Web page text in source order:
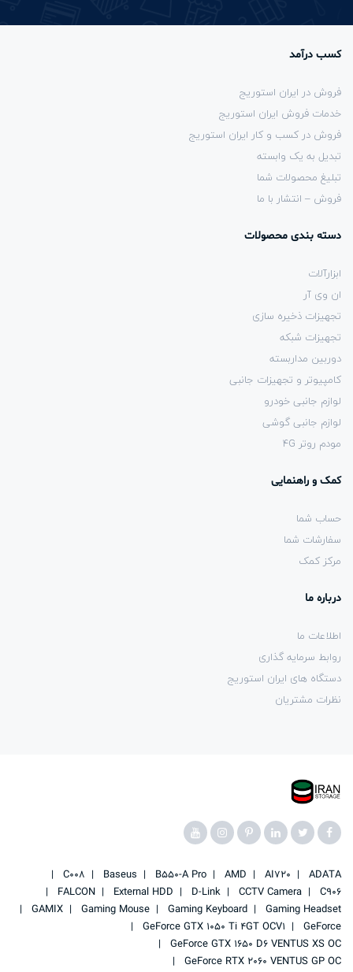
کسب درآمد
فروش در ایران استوریج
خدمات فروش ایران استوریج
فروش در کسب و کار ایران استوریج
تبدیل به یک وابسته
تبلیغ محصولات شما
فروش – انتشار با ما
دسته بندی محصولات
ابزارآلات
ان وی آر
تجهیزات ذخیره سازی
تجهیزات شبکه
دوربین مداربسته
کامپیوتر و تجهیزات جانبی
لوازم جانبی خودرو
لوازم جانبی گوشی
مودم روتر 4G
کمک و راهنمایی
حساب شما
سفارشات شما
مرکز کمک
درباره ما
اطلاعات ما
روابط سرمایه گذاری
دستگاه های ایران استوریج
نظرات مشتریان
ADATA
AI720
AMD
B550-A Pro
Baseus
C008
C906
CCTV Camera
D-Link
External HDD
FALCON
Gaming Headset
Gaming Keyboard
Gaming Mouse
GAMIX
GeForce
GeForce GTX 1050 Ti 4GT OCV1
GeForce GTX 1650 D6 VENTUS XS OC
GeForce RTX 2060 VENTUS GP OC